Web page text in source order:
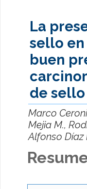
La
sello
buen
de sello
Marco
Mejia M.,
Alfonso Díaz